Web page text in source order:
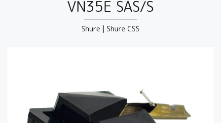
VN35E SAS/S
Shure | Shure CSS